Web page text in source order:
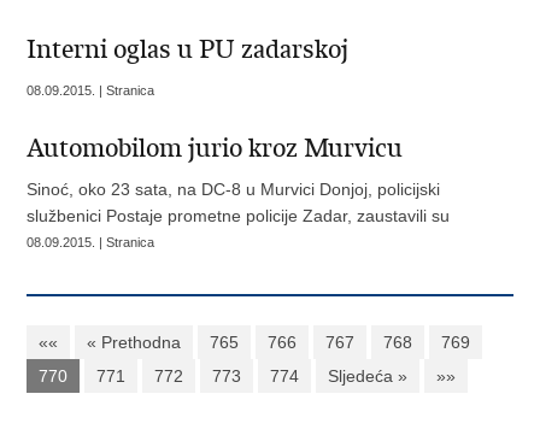
Interni oglas u PU zadarskoj
08.09.2015. | Stranica
Automobilom jurio kroz Murvicu
Sinoć, oko 23 sata, na DC-8 u Murvici Donjoj, policijski
službenici Postaje prometne policije Zadar, zaustavili su
08.09.2015. | Stranica
«« « Prethodna 765 766 767 768
769
770
771 772 773 774 Sljedeća » »»